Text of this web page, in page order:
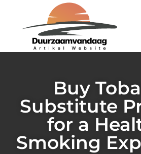
Buy
Substitute
for a
Smoking